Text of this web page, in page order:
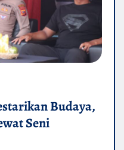
Budaya,
Seni